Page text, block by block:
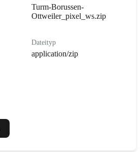
Turm-Borussen-
Ottweiler_pixel_ws.zip
Dateityp
application/zip